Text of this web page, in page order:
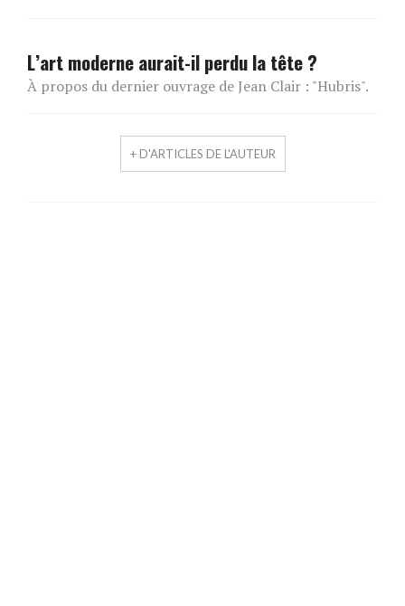
L’art moderne aurait-il perdu la tête ?
À propos du dernier ouvrage de Jean Clair : "Hubris".
+ D'ARTICLES DE L'AUTEUR